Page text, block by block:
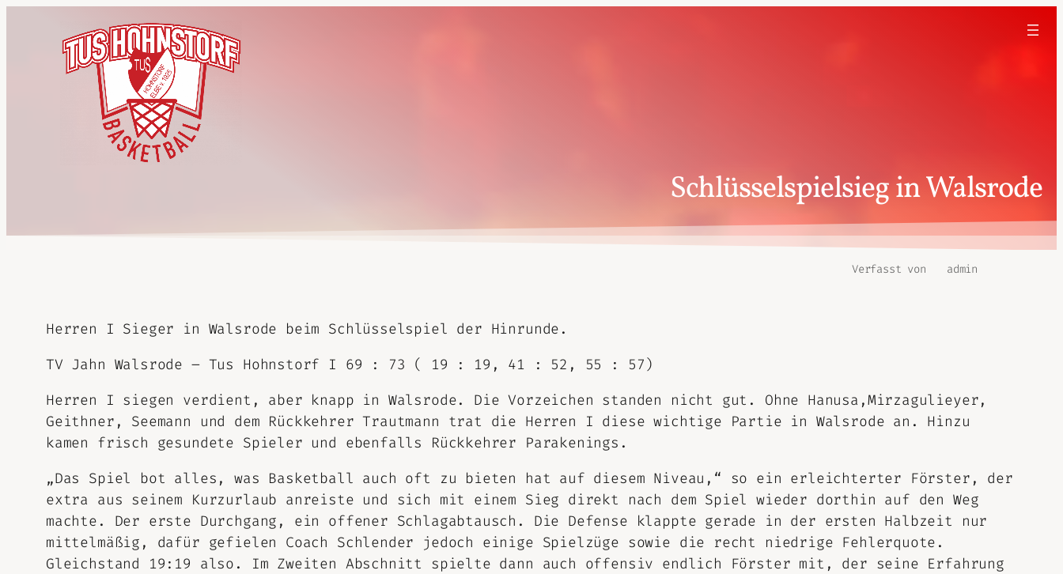
Schlüsselspielsieg in Walsrode
Verfasst von admin
Herren I Sieger in Walsrode beim Schlüsselspiel der Hinrunde.
TV Jahn Walsrode – Tus Hohnstorf I 69 : 73 ( 19 : 19, 41 : 52, 55 : 57)
Herren I siegen verdient, aber knapp in Walsrode. Die Vorzeichen standen nicht gut. Ohne Hanusa,Mirzagulieyer,
Geithner, Seemann und dem Rückkehrer Trautmann trat die Herren I diese wichtige Partie in Walsrode an. Hinzu
kamen frisch gesundete Spieler und ebenfalls Rückkehrer Parakenings.
„Das Spiel bot alles, was Basketball auch oft zu bieten hat auf diesem Niveau,“ so ein erleichterter Förster, der
extra aus seinem Kurzurlaub anreiste und sich mit einem Sieg direkt nach dem Spiel wieder dorthin auf den Weg
machte. Der erste Durchgang, ein offener Schlagabtausch. Die Defense klappte gerade in der ersten Halbzeit nur
mittelmäßig, dafür gefielen Coach Schlender jedoch einige Spielzüge sowie die recht niedrige Fehlerquote.
Gleichstand 19:19 also. Im Zweiten Abschnitt spielte dann auch offensiv endlich Förster mit, der seine Erfahrung